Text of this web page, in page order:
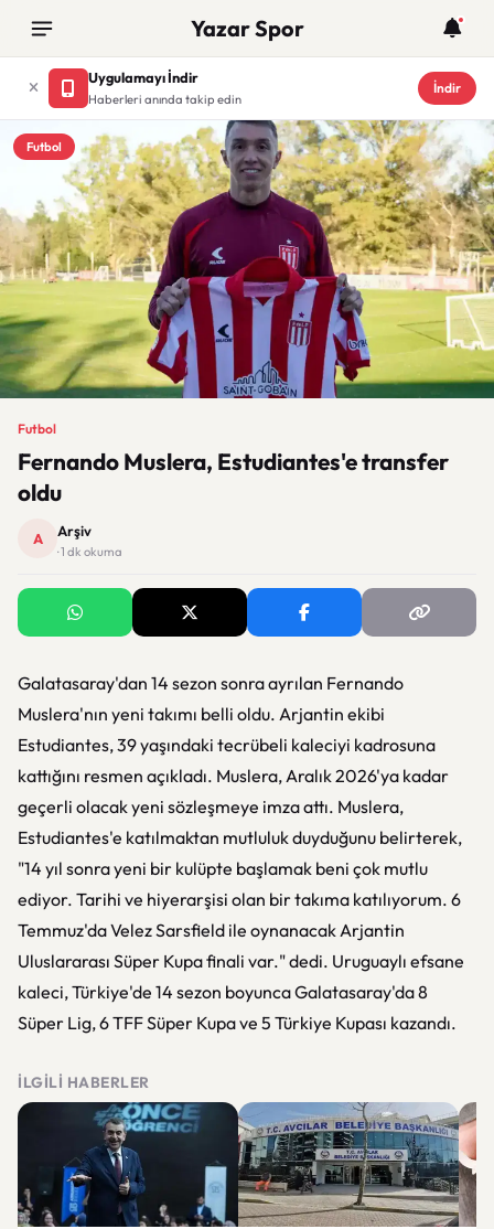
Yazar Spor
Uygulamayı İndir
Haberleri anında takip edin
İndir
Futbol
Futbol
Fernando Muslera, Estudiantes'e transfer
oldu
A Arşiv
· 1 dk okuma
Galatasaray'dan 14 sezon sonra ayrılan Fernando
Muslera'nın yeni takımı belli oldu. Arjantin ekibi
Estudiantes, 39 yaşındaki tecrübeli kaleciyi kadrosuna
kattığını resmen açıkladı. Muslera, Aralık 2026'ya kadar
geçerli olacak yeni sözleşmeye imza attı. Muslera,
Estudiantes'e katılmaktan mutluluk duyduğunu belirterek,
"14 yıl sonra yeni bir kulüpte başlamak beni çok mutlu
ediyor. Tarihi ve hiyerarşisi olan bir takıma katılıyorum. 6
Temmuz'da Velez Sarsfield ile oynanacak Arjantin
Uluslararası Süper Kupa finali var." dedi. Uruguaylı efsane
kaleci, Türkiye'de 14 sezon boyunca Galatasaray'da 8
Süper Lig, 6 TFF Süper Kupa ve 5 Türkiye Kupası kazandı.
İLGILI HABERLER